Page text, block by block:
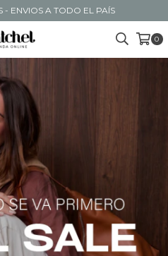
- ENVIOS A TODO EL PAÍS
0